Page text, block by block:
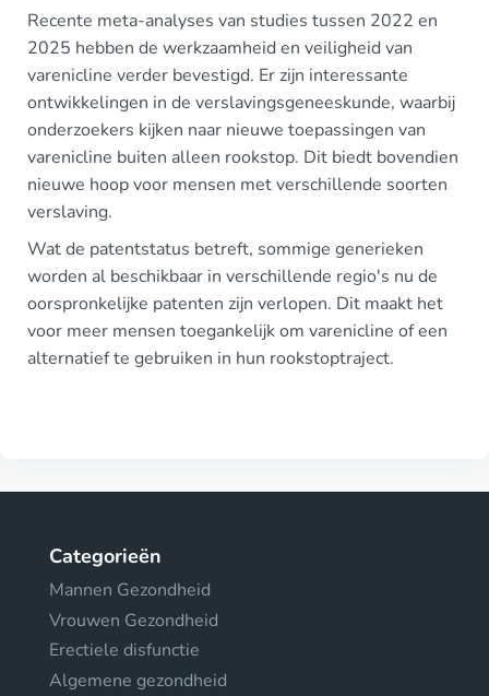
Recente meta-analyses van studies tussen 2022 en
2025 hebben de werkzaamheid en veiligheid van
varenicline verder bevestigd. Er zijn interessante
ontwikkelingen in de verslavingsgeneeskunde, waarbij
onderzoekers kijken naar nieuwe toepassingen van
varenicline buiten alleen rookstop. Dit biedt bovendien
nieuwe hoop voor mensen met verschillende soorten
verslaving.
Wat de patentstatus betreft, sommige generieken
worden al beschikbaar in verschillende regio's nu de
oorspronkelijke patenten zijn verlopen. Dit maakt het
voor meer mensen toegankelijk om varenicline of een
alternatief te gebruiken in hun rookstoptraject.
Categorieën
Mannen Gezondheid
Vrouwen Gezondheid
Erectiele disfunctie
Algemene gezondheid